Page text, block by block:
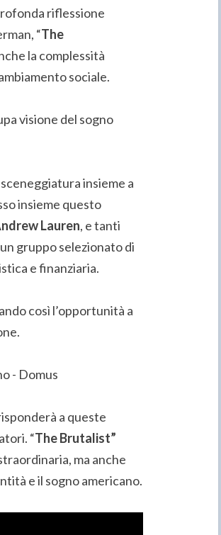
riflessione
“The
la complessità
sociale.
insieme a
insieme questo
Lauren, e tanti
gruppo selezionato di
e finanziaria.
così l’opportunità a
a queste
“The Brutalist”
ma anche
e il sogno americano.